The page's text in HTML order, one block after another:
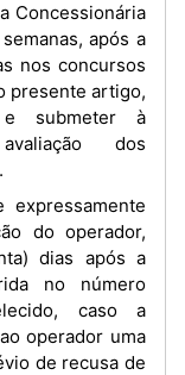
após a
nos concursos
presente artigo,
submeter à
dos
do operador,
dias após a
no número
caso a
operador uma
de recusa de